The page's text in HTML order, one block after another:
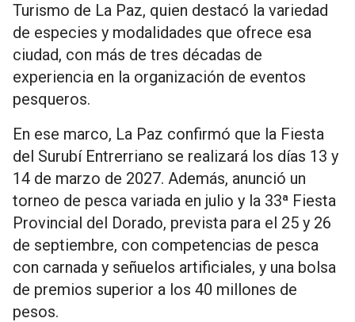
Turismo de La Paz, quien destacó la variedad
de especies y modalidades que ofrece esa
ciudad, con más de tres décadas de
experiencia en la organización de eventos
pesqueros.
En ese marco, La Paz confirmó que la Fiesta
del Surubí Entrerriano se realizará los días 13 y
14 de marzo de 2027. Además, anunció un
torneo de pesca variada en julio y la 33ª Fiesta
Provincial del Dorado, prevista para el 25 y 26
de septiembre, con competencias de pesca
con carnada y señuelos artificiales, y una bolsa
de premios superior a los 40 millones de
pesos.